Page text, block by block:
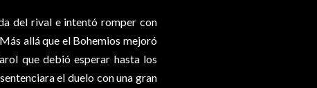
del rival e intentó romper con
allá que el Bohemios mejoró
que debió esperar hasta los
el duelo con una gran